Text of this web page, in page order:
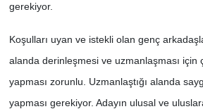
gerekiyor.
Koşulları uyan ve istekli olan genç
alanda derinleşmesi ve uzmanlaşması için
yapması zorunlu. Uzmanlaştığı alanda
yapması gerekiyor. Adayın ulusal ve